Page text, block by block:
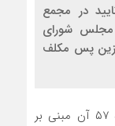
در مجمع
شورای
زین پس مکلف
از جمله مهم ترین احکام این قانون ، ماده ۵۷ آن مبنی بر